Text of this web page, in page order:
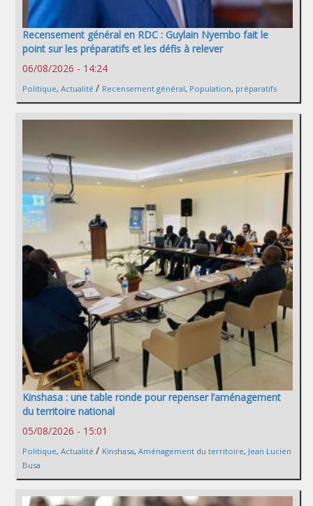
Recensement général en RDC : Guylain Nyembo fait le
point sur les préparatifs et les défis à relever
06/08/2026 - 14:24
Politique, Actualité / Recensement général, Population, préparatifs
Kinshasa : une table ronde pour repenser l’aménagement
du territoire national
05/08/2026 - 15:01
Politique, Actualité / Kinshasa, Aménagement du territoire, Jean Lucien
Busa